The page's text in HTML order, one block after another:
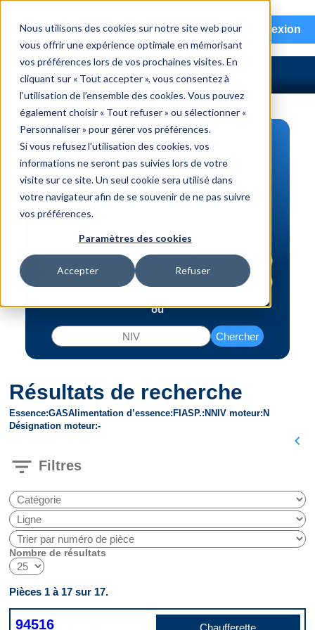
Nous utilisons des cookies sur notre site web pour
vous offrir une expérience optimale en mémorisant
vos préférences lors de vos prochaines visites. En
cliquant sur « Tout accepter », vous consentez à
l’utilisation de l’ensemble des cookies. Vous pouvez
également choisir « Tout refuser » ou sélectionner «
Personnaliser » pour gérer vos préférences.
Si vous refusez l'utilisation des cookies, vos
informations ne seront pas suivies lors de votre
visite sur ce site. Un seul cookie sera utilisé dans
votre navigateur afin de se souvenir de ne pas suivre
vos préférences.
Paramètres des cookies
Accepter Refuser
menu Connexion
RECHERCHE DE PIÈCES
Véhicule | NIV
Numéro de pièce | interchange
ou
Chercher
Résultats de recherche
Essence GASAlimentation d’essence FI ASP. N NIV moteur N
Désignation moteur -
chevron_left
filter_list Filtres
Nombre de résultats
Pièces 1 à 17 sur 17.
94516 Chaufferette